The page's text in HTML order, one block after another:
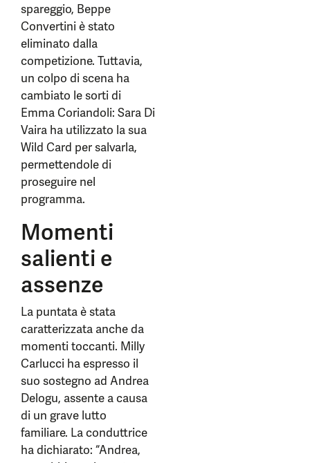
spareggio, Beppe
Convertini è stato
eliminato dalla
competizione. Tuttavia,
un colpo di scena ha
cambiato le sorti di
Emma Coriandoli: Sara Di
Vaira ha utilizzato la sua
Wild Card per salvarla,
permettendole di
proseguire nel
programma.
Momenti
salienti e
assenze
La puntata è stata
caratterizzata anche da
momenti toccanti. Milly
Carlucci ha espresso il
suo sostegno ad Andrea
Delogu, assente a causa
di un grave lutto
familiare. La conduttrice
ha dichiarato: “Andrea,